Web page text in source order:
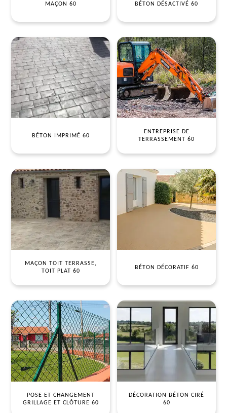
MAÇON 60 BÉTON DÉSACTIVÉ 60
BÉTON IMPRIMÉ 60
ENTREPRISE DE
TERRASSEMENT 60
MAÇON TOIT TERRASSE,
TOIT PLAT 60
BÉTON DÉCORATIF 60
POSE ET CHANGEMENT
GRILLAGE ET CLÔTURE 60
DÉCORATION BÉTON CIRÉ
60